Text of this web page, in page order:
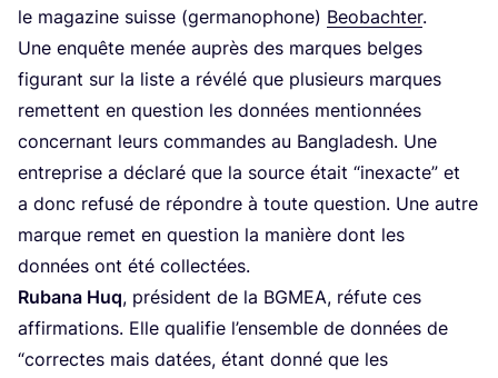
le maga­zine suisse (ger­ma­no­phone) Beo­bach­ter.
Une enquête menée auprès des marques belges
figu­rant sur la liste a révé­lé que plu­sieurs marques
remettent en ques­tion les don­nées men­tion­nées
concer­nant leurs com­mandes au Ban­gla­desh. Une
entre­prise a décla­ré que la source était “inexacte” et
a donc refu­sé de répondre à toute ques­tion. Une autre
marque remet en ques­tion la manière dont les
don­nées ont été collectées.
Ruba­na Huq, pré­sident de la BGMEA, réfute ces
affir­ma­tions. Elle qua­li­fie l’en­semble de don­nées de
“cor­rectes mais datées, étant don­né que les